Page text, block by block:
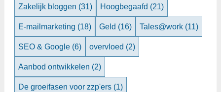
Zakelijk bloggen (31) Hoogbegaafd (21)
E-mailmarketing (18) Geld (16) Tales@work (11)
SEO & Google (6) overvloed (2)
Aanbod ontwikkelen (2)
De groeifasen voor zzp'ers (1)